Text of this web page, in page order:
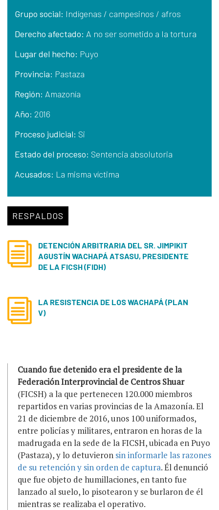
Grupo social: Indígenas / campesinos / afros
Derecho afectado: A no ser sometido a la tortura
Lugar del hecho: Puyo
Provincia: Pastaza
Región: Amazonía
Año: 2016
Proceso judicial: Si
Estado del proceso: Sentencia absolutoria
Acusados: La misma víctima
RESPALDOS
DETENCIÓN ARBITRARIA DEL SR. JIMPIKIT
AGUSTÍN WACHAPÁ ATSASU, PRESIDENTE
DE LA FICSH (FIDH)
LA RESISTENCIA DE LOS WACHAPÁ (PLAN
V)
Cuando fue detenido era el presidente de la
Federación Interprovincial de Centros Shuar
(FICSH) a la que pertenecen 120.000 miembros
repartidos en varias provincias de la Amazonía. El
21 de diciembre de 2016, unos 100 uniformados,
entre policías y militares, entraron en horas de la
madrugada en la sede de la FICSH, ubicada en Puyo
(Pastaza), y lo detuvieron sin informarle las razones
de su retención y sin orden de captura. Él denunció
que fue objeto de humillaciones, en tanto fue
lanzado al suelo, lo pisotearon y se burlaron de él
mientras se realizaba el operativo.